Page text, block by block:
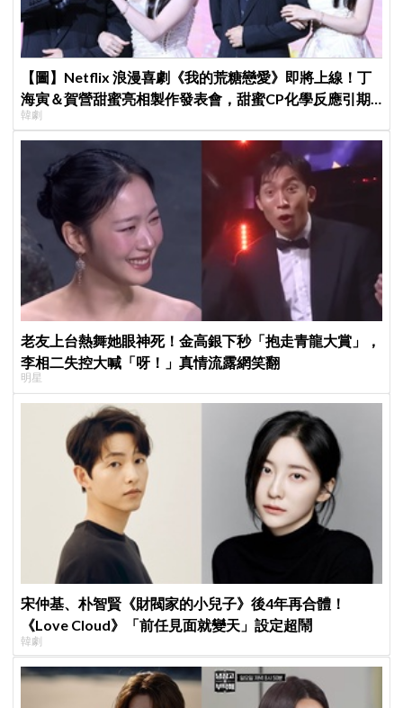
【圖】Netflix 浪漫喜劇《我的荒糖戀愛》即將上線！丁
海寅＆賀營甜蜜亮相製作發表會，甜蜜CP化學反應引期
待
韓劇
老友上台熱舞她眼神死！金高銀下秒「抱走青龍大賞」，
李相二失控大喊「呀！」真情流露網笑翻
明星
宋仲基、朴智賢《財閥家的小兒子》後4年再合體！
《Love Cloud》「前任見面就變天」設定超鬧
韓劇